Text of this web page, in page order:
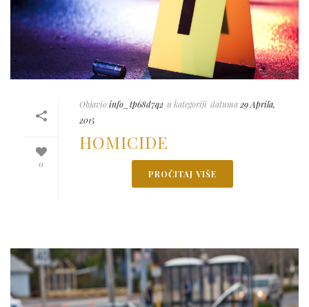
0
Objavioinfo_tp68d7q2 u kategoriji datuma 29 Aprila,
2015
HOMICIDE
PROČITAJ VIŠE